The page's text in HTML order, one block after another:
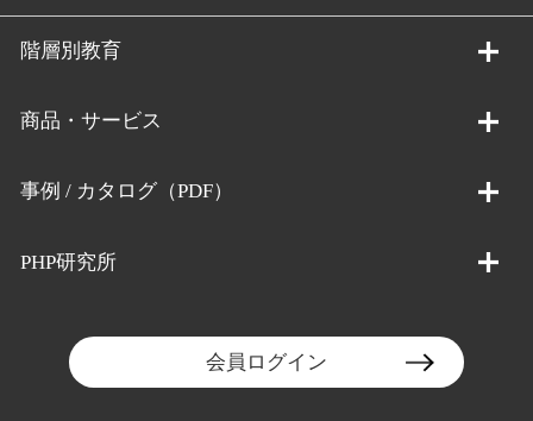
階層別教育
商品・サービス
事例 / カタログ（PDF）
PHP研究所
会員ログイン